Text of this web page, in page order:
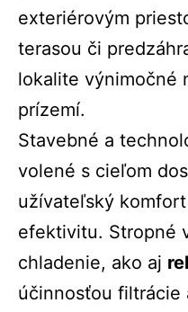
exteriérovým
terasou či
lokalite výnimočné
prízemí.
Stavebné a
volené s cieľom
užívateľský
efektivitu. Stropné
chladenie, ako aj
účinnosťou filtrácie